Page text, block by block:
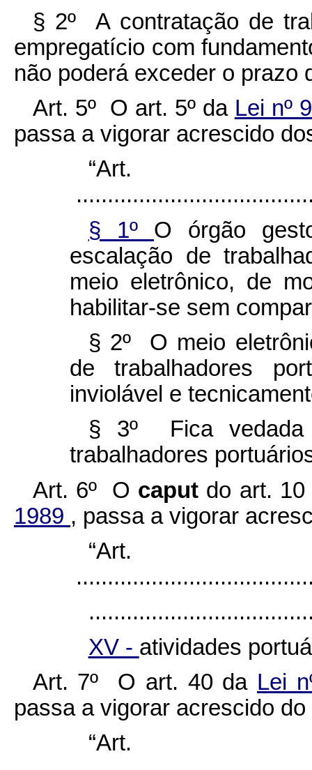
§ 2º A contratação de
empregatício com
não poderá exceder o prazo
Art. 5º O art. 5º da Lei nº
passa a vigorar acrescido
§ 1º O órgão
escalação de
meio eletrônico, de
habilitar-se sem
§ 2º O meio
de trabalhadores
inviolável e
§ 3º Fica vedada
trabalhadores
Art. 6º O caput do art.
1989 , passa a vigorar
XV - atividades
Art. 7º O art. 40 da Lei
passa a vigorar acrescido do